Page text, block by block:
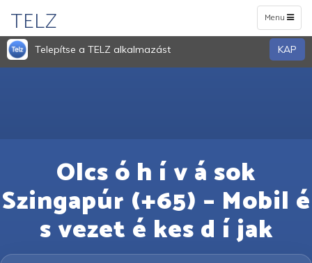
Toggle
navigation
Menu
TELZ
Telepítse a TELZ alkalmazást KAP
Olcs ó h í v á sok
Szingapúr (+65) – Mobil é
s vezet é kes d í jak